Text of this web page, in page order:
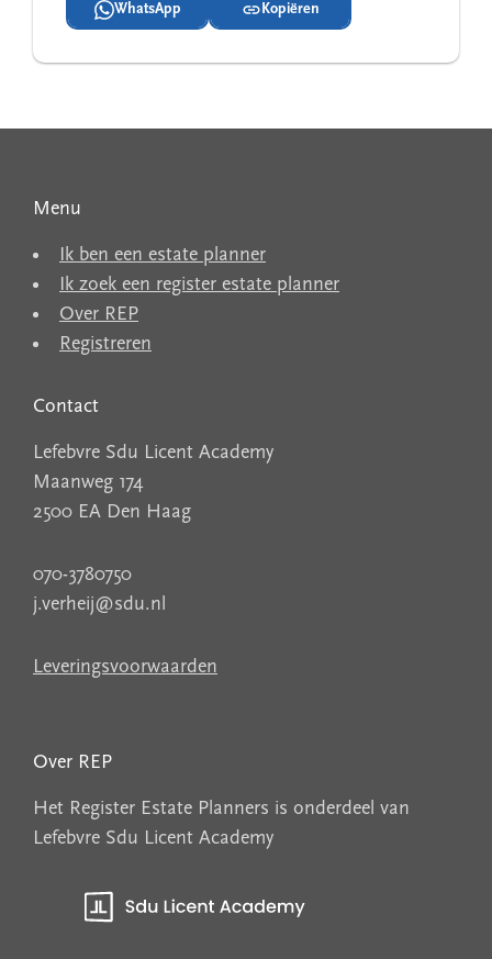
WhatsApp Kopiëren
Menu
Ik ben een estate planner
Ik zoek een register estate planner
Over REP
Registreren
Contact
Lefebvre Sdu Licent Academy
Maanweg 174
2500 EA Den Haag
070-3780750
j.verheij@sdu.nl
Leveringsvoorwaarden
Over REP
Het Register Estate Planners is onderdeel van
Lefebvre Sdu Licent Academy